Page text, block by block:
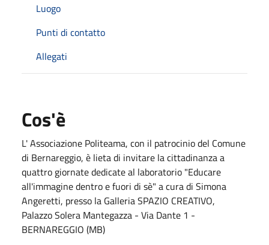
Luogo
Punti di contatto
Allegati
Cos'è
L' Associazione Politeama, con il patrocinio del Comune
di Bernareggio, è lieta di invitare la cittadinanza a
quattro giornate dedicate al laboratorio "Educare
all'immagine dentro e fuori di sè" a cura di Simona
Angeretti, presso la Galleria SPAZIO CREATIVO,
Palazzo Solera Mantegazza - Via Dante 1 -
BERNAREGGIO (MB)